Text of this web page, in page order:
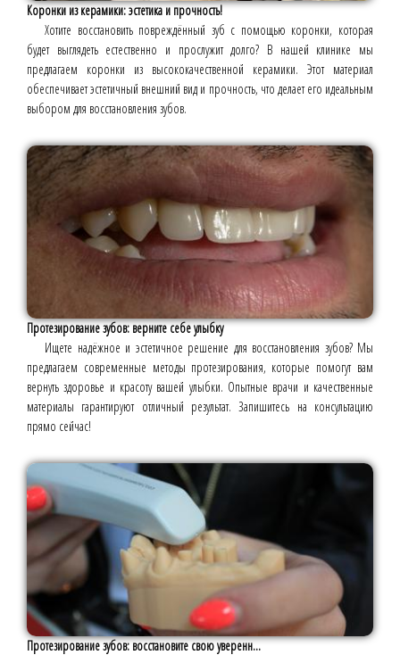
Коронки из керамики: эстетика и прочность!
Хотите восстановить повреждённый зуб с помощью коронки, которая
будет выглядеть естественно и прослужит долго? В нашей клинике мы
предлагаем коронки из высококачественной керамики. Этот материал
обеспечивает эстетичный внешний вид и прочность, что делает его идеальным
выбором для восстановления зубов.
Протезирование зубов: верните себе улыбку
Ищете надёжное и эстетичное решение для восстановления зубов? Мы
предлагаем современные методы протезирования, которые помогут вам
вернуть здоровье и красоту вашей улыбки. Опытные врачи и качественные
материалы гарантируют отличный результат. Запишитесь на консультацию
прямо сейчас!
Протезирование зубов: восстановите свою уверенн...